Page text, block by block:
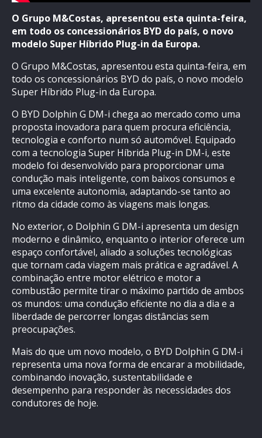
O Grupo M&Costas, apresentou esta quinta-feira,
em todo os concessionários BYD do país, o novo
modelo Super Híbrido Plug-in da Europa.
O Grupo M&Costas, apresentou esta quinta-feira, em
todo os concessionários BYD do país, o novo modelo
Super Híbrido Plug-in da Europa.
O BYD Dolphin G DM-i chega ao mercado como uma
proposta inovadora para quem procura eficiência,
tecnologia e conforto num só automóvel. Equipado
com a tecnologia Super Híbrida Plug-in DM-i, este
modelo foi desenvolvido para proporcionar uma
condução mais inteligente, com baixos consumos e
uma excelente autonomia, adaptando-se tanto ao
ritmo da cidade como às viagens mais longas.
No exterior, o Dolphin G DM-i apresenta um design
moderno e dinâmico, enquanto o interior oferece um
espaço confortável, aliado a soluções tecnológicas
que tornam cada viagem mais prática e agradável. A
combinação entre motor elétrico e motor a
combustão permite tirar o máximo partido de ambos
os mundos: uma condução eficiente no dia a dia e a
liberdade de percorrer longas distâncias sem
preocupações.
Mais do que um novo modelo, o BYD Dolphin G DM-i
representa uma nova forma de encarar a mobilidade,
combinando inovação, sustentabilidade e
desempenho para responder às necessidades dos
condutores de hoje.